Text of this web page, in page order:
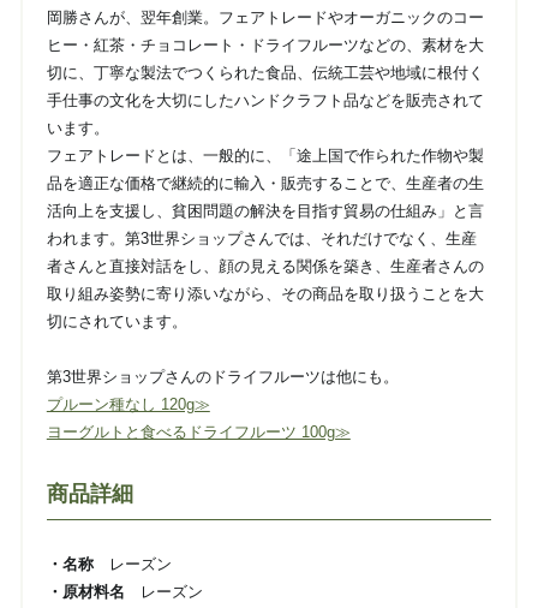
岡勝さんが、翌年創業。フェアトレードやオーガニックのコー
ヒー・紅茶・チョコレート・ドライフルーツなどの、素材を大
切に、丁寧な製法でつくられた食品、伝統工芸や地域に根付く
手仕事の文化を大切にしたハンドクラフト品などを販売されて
います。
フェアトレードとは、一般的に、「途上国で作られた作物や製
品を適正な価格で継続的に輸入・販売することで、生産者の生
活向上を支援し、貧困問題の解決を目指す貿易の仕組み」と言
われます。第3世界ショップさんでは、それだけでなく、生産
者さんと直接対話をし、顔の見える関係を築き、生産者さんの
取り組み姿勢に寄り添いながら、その商品を取り扱うことを大
切にされています。
第3世界ショップさんのドライフルーツは他にも。
プルーン種なし 120g≫
ヨーグルトと食べるドライフルーツ 100g≫
商品詳細
・名称レーズン
・原材料名 レーズン